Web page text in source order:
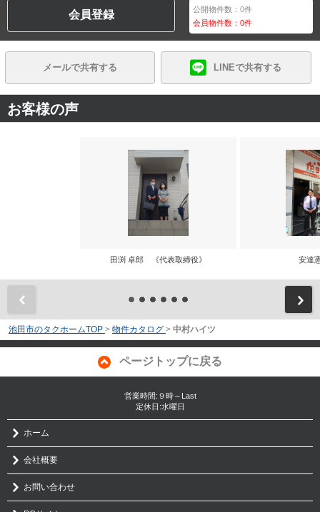
会員登録 公開物件数：0件
会員物件数：0件
メールで共有する LINEで共有する
お客様の声
田渕 卓郎 《代表取締役》 安達
池田市のタクホームTOP > 物件カタログ > 中村ハイツ
ページトップに戻る
営業時間:９時～Last
定休日:水曜日
ホーム
会社概要
お問い合わせ